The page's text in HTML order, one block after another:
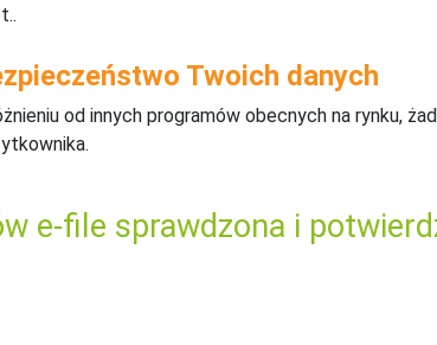
Twoich danych
od innych programów obecnych na rynku, ż
e-file sprawdzona i